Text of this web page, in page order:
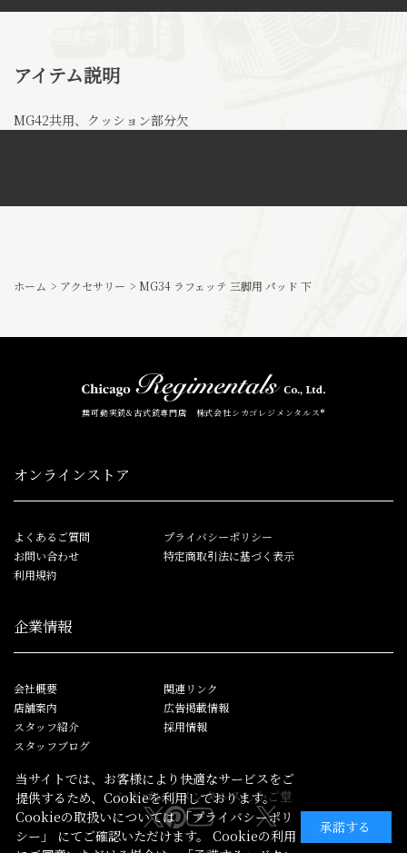
アイテム説明
MG42共用、クッション部分欠
ホーム > アクセサリー > MG34 ラフェッテ 三脚用 パッド 下
無可動実銃&古式銃専門店 株式会社シカゴレジメンタルス®
オンラインストア
よくあるご質問
お問い合わせ
利用規約
プライバシーポリシー
特定商取引法に基づく表示
企業情報
会社概要
店舗案内
スタッフ紹介
スタッフブログ
関連リンク
広告掲載情報
採用情報
シカゴレジメンタルスしかご堂
当サイトでは、お客様により快適なサービスをご
提供するため、Cookieを利用しております。
Cookieの取扱いについては「プライバシーポリ
シー」
にてご確認いただけます。 Cookieの利用
承諾する